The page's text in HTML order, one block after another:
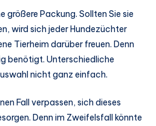
größere Packung. Sollten Sie sie
wird sich jeder Hundezüchter
Tierheim darüber freuen. Denn
benötigt. Unterschiedliche
nicht ganz einfach.
Fall verpassen, sich dieses
Denn im Zweifelsfall könnte